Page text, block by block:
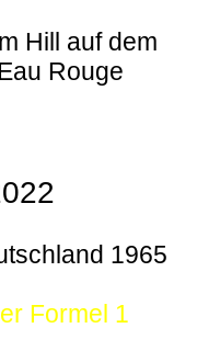
Hill auf dem
Rouge
1965
Formel 1